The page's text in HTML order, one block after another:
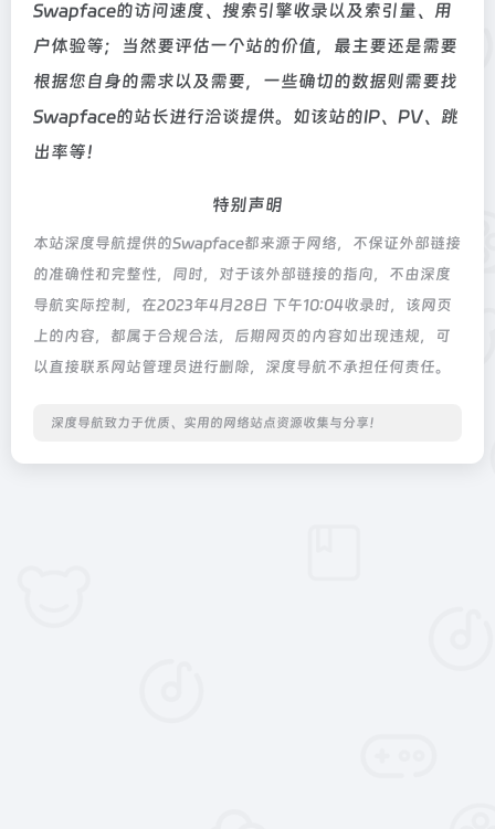
Swapface的访问速度、搜索引擎收录以及索引量、用
户体验等；当然要评估一个站的价值，最主要还是需要
根据您自身的需求以及需要，一些确切的数据则需要找
Swapface的站长进行洽谈提供。如该站的IP、PV、跳
出率等！
特别声明
本站深度导航提供的Swapface都来源于网络，不保证外部链接
的准确性和完整性，同时，对于该外部链接的指向，不由深度
导航实际控制，在2023年4月28日 下午10:04收录时，该网页
上的内容，都属于合规合法，后期网页的内容如出现违规，可
以直接联系网站管理员进行删除，深度导航不承担任何责任。
深度导航致力于优质、实用的网络站点资源收集与分享！